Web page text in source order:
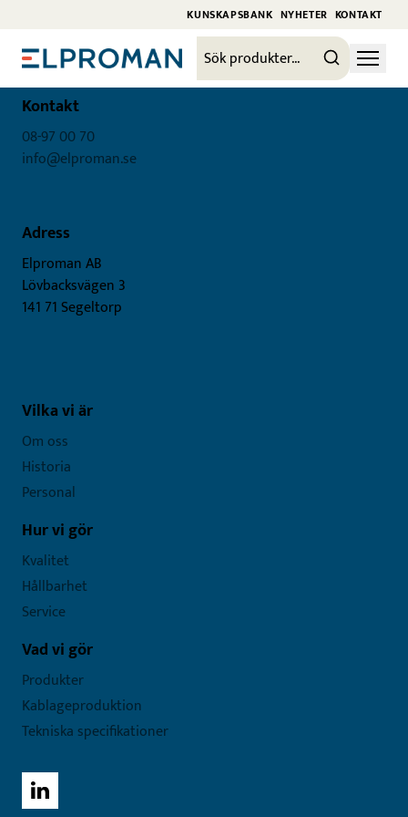
KUNSKAPSBANK NYHETER KONTAKT
Kontakt
08-97 00 70
info@elproman.se
Adress
Elproman AB
Lövbacksvägen 3
141 71 Segeltorp
Vilka vi är
Om oss
Historia
Personal
Hur vi gör
Kvalitet
Hållbarhet
Service
Vad vi gör
Produkter
Kablageproduktion
Tekniska specifikationer